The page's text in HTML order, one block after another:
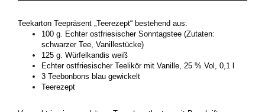
Teekarton Teepräsent „Teerezept“ bestehend aus:
100 g. Echter ostfriesischer Sonntagstee (Zutaten:
schwarzer Tee, Vanillestücke)
125 g. Würfelkandis weiß
Echter ostfriesischer Teelikör mit Vanille, 25 % Vol, 0,1 l
3 Teebonbons blau gewickelt
Teerezept